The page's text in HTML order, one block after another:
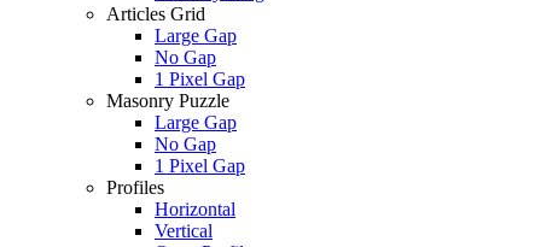
Articles Grid
Large Gap
No Gap
1 Pixel Gap
Masonry Puzzle
Large Gap
No Gap
1 Pixel Gap
Profiles
Horizontal
Vertical